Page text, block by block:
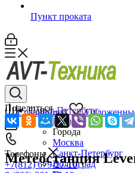
Пункт проката
Сравнение0
Телефоны
+7(812) 679-27-10
Санкт-Петербург
Назад
Города
Москва
Санкт-Петербург
Волгоград
Поделиться
Метеостанция